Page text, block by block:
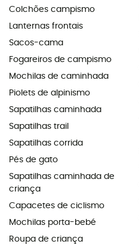
Colchões campismo
Lanternas frontais
Sacos-cama
Fogareiros de campismo
Mochilas de caminhada
Piolets de alpinismo
Sapatilhas caminhada
Sapatilhas trail
Sapatilhas corrida
Pés de gato
Sapatilhas caminhada de
criança
Capacetes de ciclismo
Mochilas porta-bebé
Roupa de criança